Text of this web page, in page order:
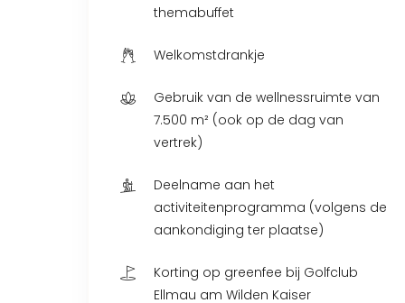
themabuffet
Welkomstdrankje
Gebruik van de wellnessruimte van
7.500 m² (ook op de dag van
vertrek)
Deelname aan het
activiteitenprogramma (volgens de
aankondiging ter plaatse)
Korting op greenfee bij Golfclub
Ellmau am Wilden Kaiser